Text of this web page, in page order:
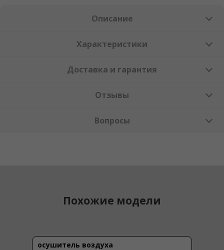
Описание
Характеристики
Доставка и гарантия
Отзывы
Вопросы
Похожие модели
осушитель воздуха